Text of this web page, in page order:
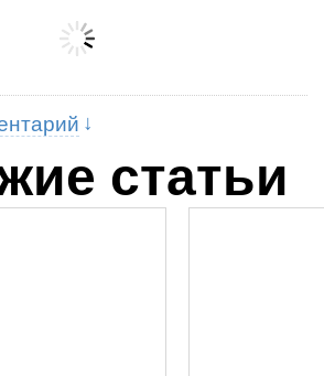
статьи